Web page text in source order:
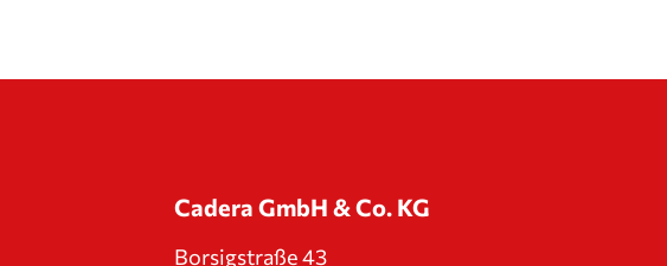
Cadera GmbH & Co. KG
Borsig­straße 43